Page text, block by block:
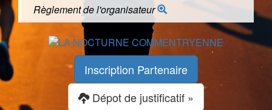
Règlement de l'organisateur
Inscription Partenaire
Dépot de justificatif »